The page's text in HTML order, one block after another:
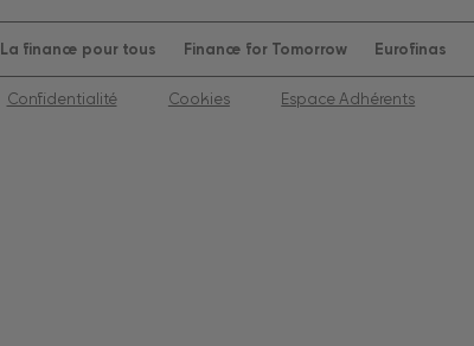
La finance pour tous Finance for Tomorrow Eurofinas
Confidentialité Cookies Espace Adhérents